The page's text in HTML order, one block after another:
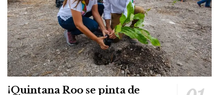
¡Quintana Roo se pinta de